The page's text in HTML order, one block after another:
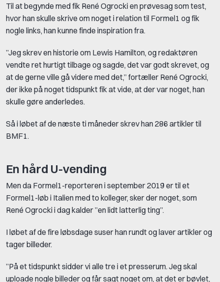
Til at begynde med fik René Ogrocki en prøvesag som test,
hvor han skulle skrive om noget i relation til Formel1 og fik
nogle links, han kunne finde inspiration fra.
”Jeg skrev en historie om Lewis Hamilton, og redaktøren
vendte ret hurtigt tilbage og sagde, det var godt skrevet, og
at de gerne ville gå videre med det,” fortæller René Ogrocki,
der ikke på noget tidspunkt fik at vide, at der var noget, han
skulle gøre anderledes.
Så i løbet af de næste ti måneder skrev han 286 artikler til
BMF1.
En hård U-vending
Men da Formel1-reporteren i september 2019 er til et
Formel1-løb i Italien med to kolleger, sker der noget, som
René Ogrocki i dag kalder ”en lidt latterlig ting”.
I løbet af de fire løbsdage suser han rundt og laver artikler og
tager billeder.
”På et tidspunkt sidder vi alle tre i et presserum. Jeg skal
uploade nogle billeder og får sagt noget om, at det er bøvlet,